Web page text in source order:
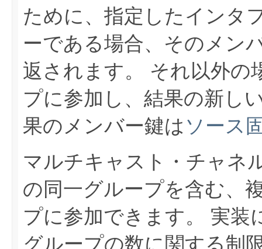
ために、指定したインタ
ーである場合、そのメン
返されます。
それ以外の
プに参加し、結果の新し
果のメンバー鍵は ソース
マルチキャスト・チャネ
の同一グループを含む、
プに参加できます。
実装
グループの数に関する制